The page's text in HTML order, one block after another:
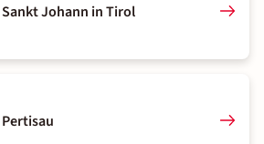
Johann in Tirol